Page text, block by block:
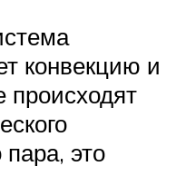
конвекцию и
происходят
это